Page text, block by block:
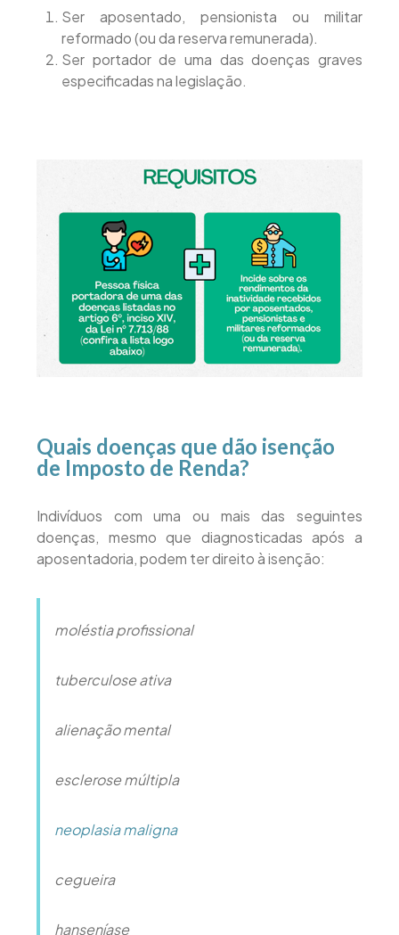
Ser aposentado, pensionista ou militar
reformado (ou da reserva remunerada).
Ser portador de uma das doenças graves
especificadas na legislação.
Quais doenças que dão isenção
de Imposto de Renda?
Indivíduos com uma ou mais das seguintes
doenças, mesmo que diagnosticadas após a
aposentadoria, podem ter direito à isenção:
moléstia profissional
tuberculose ativa
alienação mental
esclerose múltipla
neoplasia maligna
cegueira
hanseníase